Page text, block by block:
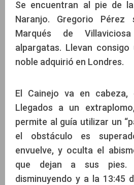
Se encuentran al pie de
Naranjo. Gregorio
Marqués de
alpargatas. Llevan consigo
noble adquirió en Londres.
El Cainejo va en cabeza,
Llegados a un
permite al guía utilizar un
el obstáculo es
envuelve, y oculta el
que dejan a sus pies.
disminuyendo y a la 13:45